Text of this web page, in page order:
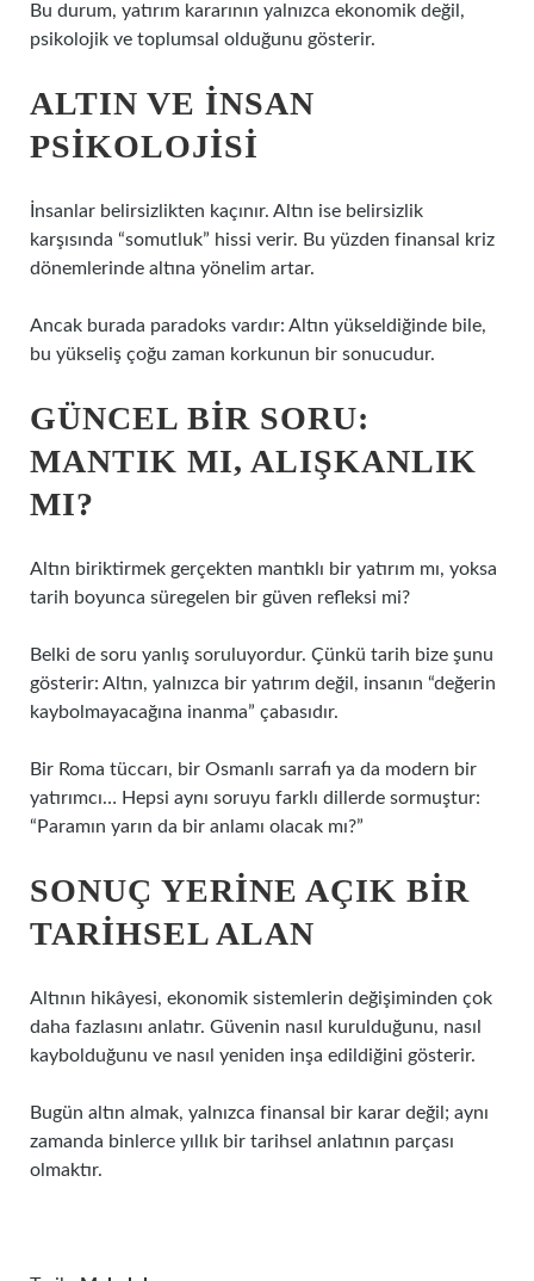
Bu durum, yatırım kararının yalnızca ekonomik değil,
psikolojik ve toplumsal olduğunu gösterir.
ALTIN VE İNSAN
PSIKOLOJISI
İnsanlar belirsizlikten kaçınır. Altın ise belirsizlik
karşısında “somutluk” hissi verir. Bu yüzden finansal kriz
dönemlerinde altına yönelim artar.
Ancak burada paradoks vardır: Altın yükseldiğinde bile,
bu yükseliş çoğu zaman korkunun bir sonucudur.
GÜNCEL BIR SORU:
MANTIK MI, ALIŞKANLIK
MI?
Altın biriktirmek gerçekten mantıklı bir yatırım mı, yoksa
tarih boyunca süregelen bir güven refleksi mi?
Belki de soru yanlış soruluyordur. Çünkü tarih bize şunu
gösterir: Altın, yalnızca bir yatırım değil, insanın “değerin
kaybolmayacağına inanma” çabasıdır.
Bir Roma tüccarı, bir Osmanlı sarrafı ya da modern bir
yatırımcı… Hepsi aynı soruyu farklı dillerde sormuştur:
“Paramın yarın da bir anlamı olacak mı?”
SONUÇ YERINE AÇIK BIR
TARIHSEL ALAN
Altının hikâyesi, ekonomik sistemlerin değişiminden çok
daha fazlasını anlatır. Güvenin nasıl kurulduğunu, nasıl
kaybolduğunu ve nasıl yeniden inşa edildiğini gösterir.
Bugün altın almak, yalnızca finansal bir karar değil; aynı
zamanda binlerce yıllık bir tarihsel anlatının parçası
olmaktır.